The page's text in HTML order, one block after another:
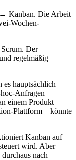
→ Kanban. Die Arbeit
Wochen-
Der
regelmäßig
hauptsächlich
Anfragen
einem Produkt
Plattform – könnte
Kanban auf
wird. Aber
nach